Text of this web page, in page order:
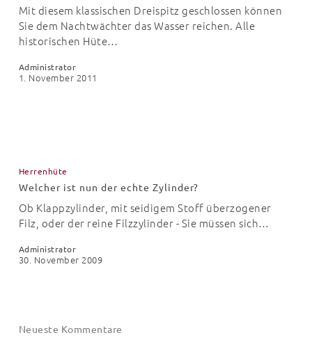
Mit diesem klassischen Dreispitz geschlossen können
Sie dem Nachtwächter das Wasser reichen. Alle
historischen Hüte…
Administrator
1. November 2011
nun
der
echte
Zylinder?
Herrenhüte
Welcher ist nun der echte Zylinder?
Ob Klappzylinder, mit seidigem Stoff überzogener
Filz, oder der reine Filzzylinder - Sie müssen sich…
Administrator
30. November 2009
Neueste Kommentare